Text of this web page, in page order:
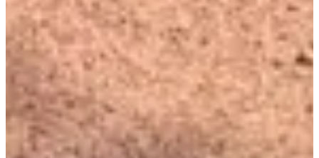
BrassyTrail Voir la page Facebook
Choisir une Course